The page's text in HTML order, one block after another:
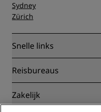
Sydney
Zürich
Snelle links
Radisson Rewards
Blog
Bestemmingen
Reisbureaus
Partners
Reisagenten
Zakelijk